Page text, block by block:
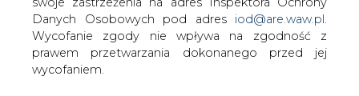
Danych Osobowych pod adres iod@are.waw.pl
Wycofanie zgody nie wpływa na zgodność z
prawem przetwarzania dokonanego przed jej
wycofaniem.
przyp. red.) będzie opowiadał się za dalszym
wykorzystaniem ukraińskiego GTS na potrzebę
zapewnienia dostaw gazu państwom członkowskich Unii
Europejskiej, np. państw Europy Południowo-Wschodniej